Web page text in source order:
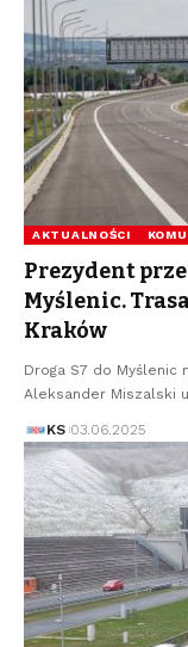
AKTUALNOŚCI
Prezydent
Myślenic.
Kraków
Droga S7 do Myślenic
Aleksander Miszalski
KS 03.06.2025